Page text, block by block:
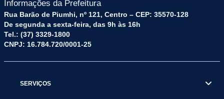
Informações da Prefeitura
Rua Barão de Piumhi, nº 121, Centro – CEP: 35570-128
De segunda a sexta-feira, das 9h às 16h
Tel.: (37) 3329-1800
CNPJ: 16.784.720/0001-25
SERVIÇOS